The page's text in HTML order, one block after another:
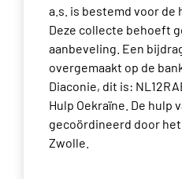
a.s. is bestemd voor de
Deze collecte behoeft
aanbeveling. Een
overgemaakt op de
Diaconie, dit is:
Hulp Oekraïne. De hulp
gecoördineerd door
Zwolle.